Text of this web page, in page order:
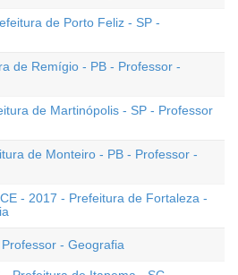
de Porto Feliz - SP -
de Remígio - PB - Professor -
de Martinópolis - SP - Professor
de Monteiro - PB - Professor -
- 2017 - Prefeitura de Fortaleza -
- Geografia